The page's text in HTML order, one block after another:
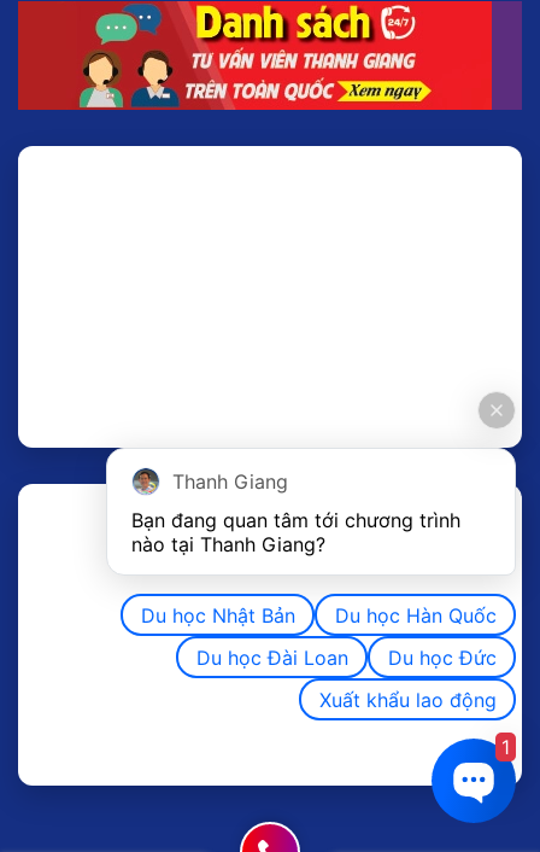
Thanh Giang
Bạn đang quan tâm tới chương trình
nào tại Thanh Giang?
Du học Nhật Bản
Du học Hàn Quốc
Du học Đài Loan
Du học Đức
Xuất khẩu lao động
1